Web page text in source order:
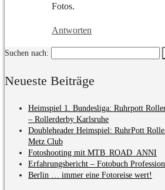
Fotos.
Antworten
Suchen nach:
Neueste Beiträge
Heimspiel 1. Bundesliga: Ruhrpott
– Rollerderby Karlsruhe
Doubleheader Heimspiel: RuhrPott
Metz Club
Fotoshooting mit MTB_ROAD_ANNI
Erfahrungsbericht – Fotobuch
Berlin … immer eine Fotoreise wert!